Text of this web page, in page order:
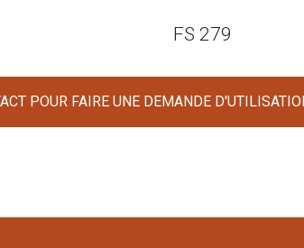
FS 279
POUR FAIRE UNE DEMANDE